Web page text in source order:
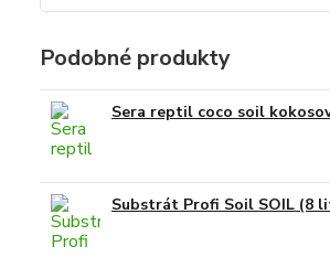
Podobné produkty
Sera reptil coco soil
Substrát Profi Soil SOIL (8